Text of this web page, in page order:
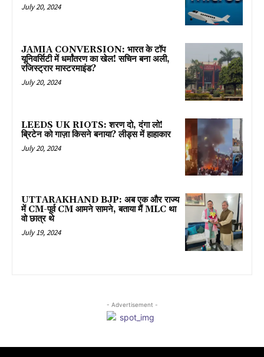
July 20, 2024
JAMIA CONVERSION: भारत के टॉप
यूनिवर्सिटी में धर्मांतरण का खेल! सचिन बना अली,
रजिस्ट्रार मास्टरमाइंड?
July 20, 2024
LEEDS UK RIOTS: शरण दो, दंगा लो!
ब्रिटेन को गाज़ा किसने बनाया? लीड्स में हाहाकार
July 20, 2024
UTTARAKHAND BJP: अब एक और राज्य
में CM-पूर्व CM आमने सामने, बताया मैं MLC था
वो छात्र थे
July 19, 2024
- Advertisement -